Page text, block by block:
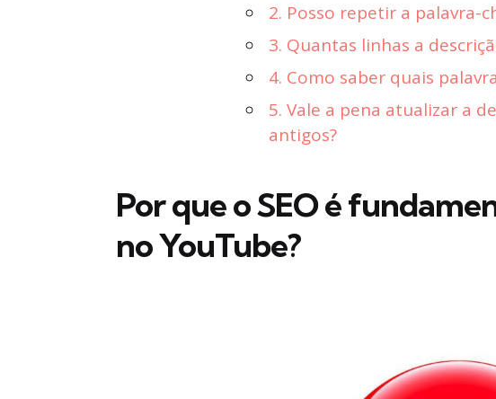
2. Posso repetir a palavra-
3. Quantas linhas a
4. Como saber quais
5. Vale a pena atualizar a
antigos?
Por que o SEO é
no YouTube?